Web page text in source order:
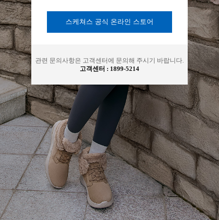
스케쳐스 공식 온라인 스토어
관련 문의사항은 고객센터에 문의해 주시기 바랍니다.
고객센터 : 1899-5214